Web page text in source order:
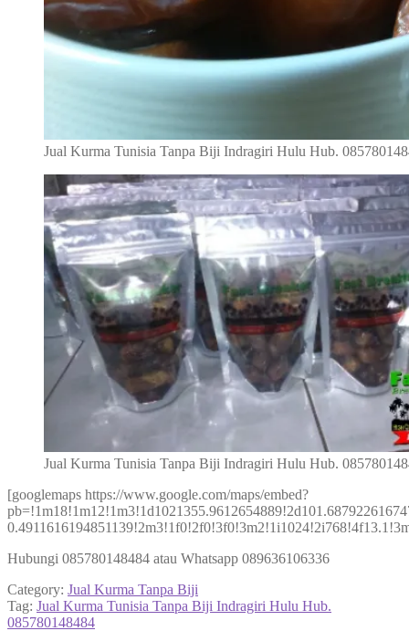
Jual Kurma Tunisia Tanpa Biji Indragiri Hulu Hub.
Jual Kurma Tunisia Tanpa Biji Indragiri Hulu Hub.
[googlemaps https://www.google.com/maps/embed?
Hubungi 085780148484 atau Whatsapp 089636106336
Category: Jual Kurma Tanpa Biji
Tag: Jual Kurma Tunisia Tanpa Biji Indragiri Hulu Hub.
085780148484